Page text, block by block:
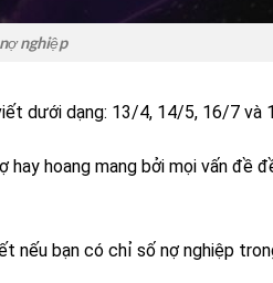
nghiệp
dưới dạng: 13/4, 14/5, 16/7 và
hoang mang bởi mọi vấn đề
nếu bạn có chỉ số nợ nghiệp